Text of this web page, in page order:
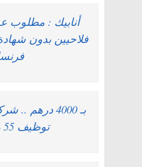
أنابيك : مطلوب
فلاحيين بدون
توظيف 55 منصب